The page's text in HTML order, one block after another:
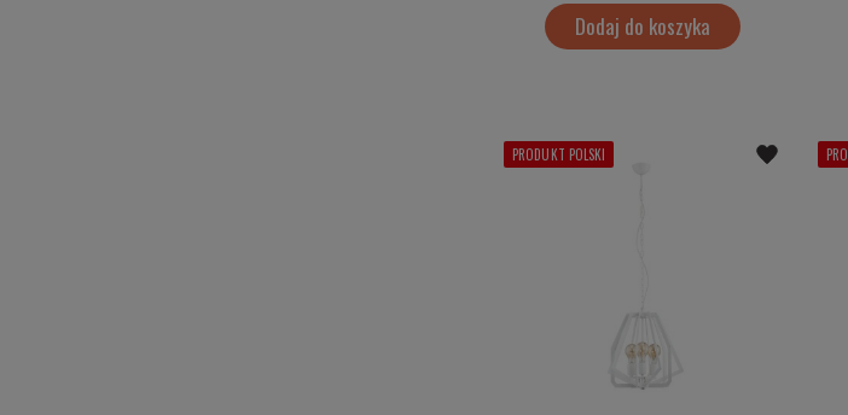
Dodaj do koszyka
PRODUKT POLSKI